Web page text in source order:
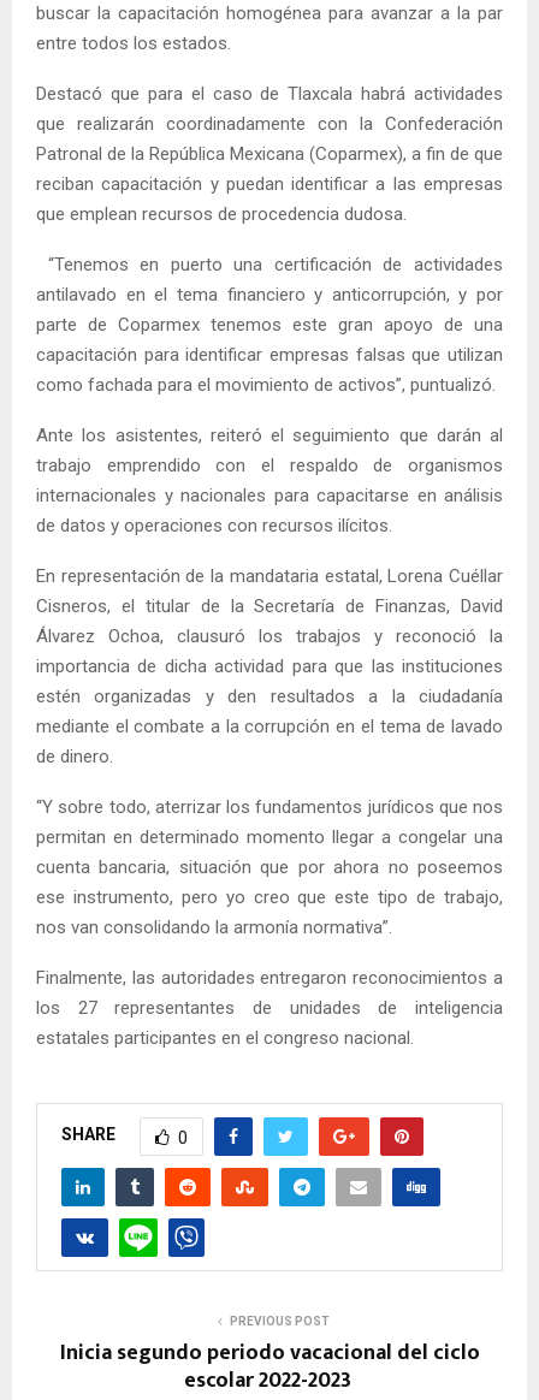
buscar la capacitación homogénea para avanzar a la par
entre todos los estados.
Destacó que para el caso de Tlaxcala habrá actividades
que realizarán coordinadamente con la Confederación
Patronal de la República Mexicana (Coparmex), a fin de que
reciban capacitación y puedan identificar a las empresas
que emplean recursos de procedencia dudosa.
“Tenemos en puerto una certificación de actividades
antilavado en el tema financiero y anticorrupción, y por
parte de Coparmex tenemos este gran apoyo de una
capacitación para identificar empresas falsas que utilizan
como fachada para el movimiento de activos”, puntualizó.
Ante los asistentes, reiteró el seguimiento que darán al
trabajo emprendido con el respaldo de organismos
internacionales y nacionales para capacitarse en análisis
de datos y operaciones con recursos ilícitos.
En representación de la mandataria estatal, Lorena Cuéllar
Cisneros, el titular de la Secretaría de Finanzas, David
Álvarez Ochoa, clausuró los trabajos y reconoció la
importancia de dicha actividad para que las instituciones
estén organizadas y den resultados a la ciudadanía
mediante el combate a la corrupción en el tema de lavado
de dinero.
“Y sobre todo, aterrizar los fundamentos jurídicos que nos
permitan en determinado momento llegar a congelar una
cuenta bancaria, situación que por ahora no poseemos
ese instrumento, pero yo creo que este tipo de trabajo,
nos van consolidando la armonía normativa”.
Finalmente, las autoridades entregaron reconocimientos a
los 27 representantes de unidades de inteligencia
estatales participantes en el congreso nacional.
SHARE 0
PREVIOUS POST
Inicia segundo periodo vacacional del ciclo
escolar 2022-2023